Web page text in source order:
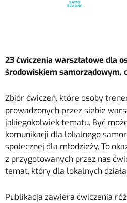
23 ćwiczenia warsztatowe dla
środowiskiem samorządowym,
Zbiór ćwiczeń, które osoby
prowadzonych przez siebie
jakiegokolwiek tematu. Być
komunikacji dla lokalnego
społecznej dla młodzieży. To
z przygotowanych przez nas
temat, który dla lokalnych
Publikacja zawiera ćwiczenia